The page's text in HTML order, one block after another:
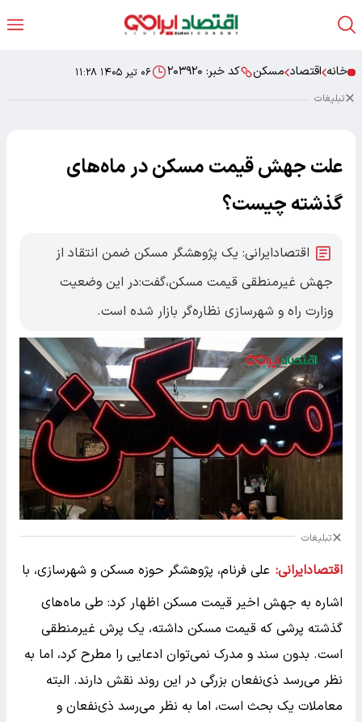
خانه اقتصاد مسکن کد خبر: ۲۰۳۹۲۰ ۰۶ تیر ۱۴۰۵ ۱۱:۲۸
تبلیغات
علت جهش قیمت مسکن در ماه‌های
گذشته چیست؟
اقتصادایرانی: یک پژوهشگر مسکن ضمن انتقاد از
جهش غیرمنطقی قیمت مسکن،گفت:در این وضعیت
وزارت راه و شهرسازی نظاره‌گر بازار شده است.
تبلیغات
اقتصادایرانی: علی فرنام، پژوهشگر حوزه مسکن و شهرسازی، با
اشاره به جهش اخیر قیمت مسکن اظهار کرد: طی ماه‌های
گذشته پرشی که قیمت مسکن داشته، یک پرش غیرمنطقی
است. بدون سند و مدرک نمی‌توان ادعایی را مطرح کرد، اما به
نظر می‌رسد ذی‌نفعان بزرگی در این روند نقش دارند. البته
معاملات یک بحث است، اما به نظر می‌رسد ذی‌نفعان و